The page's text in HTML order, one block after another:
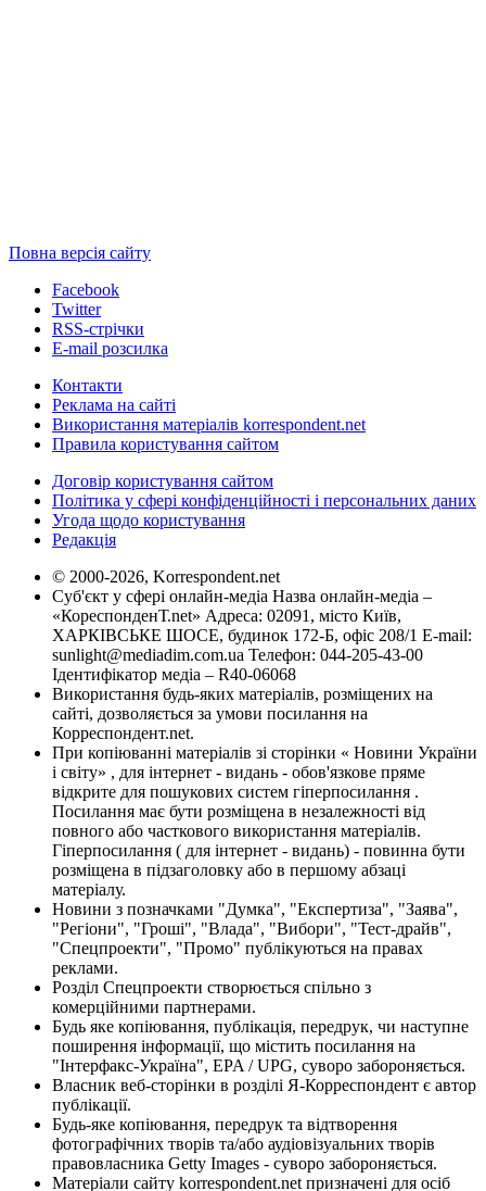
Повна версія сайту
Facebook
Twitter
RSS-стрічки
E-mail розсилка
Контакти
Реклама на сайті
Використання матеріалів korrespondent.net
Правила користування сайтом
Договір користування сайтом
Політика у сфері конфіденційності і персональних даних
Угода щодо користування
Редакція
© 2000-2026, Korrespondent.net
Суб'єкт у сфері онлайн-медіа Назва онлайн-медіа –
«КореспонденТ.net» Адреса: 02091, місто Київ,
ХАРКІВСЬКЕ ШОСЕ, будинок 172-Б, офіс 208/1 E-mail:
sunlight@mediadim.com.ua Телефон: 044-205-43-00
Ідентифікатор медіа – R40-06068
Використання будь-яких матеріалів, розміщених на
сайті, дозволяється за умови посилання на
Корреспондент.net.
При копіюванні матеріалів зі сторінки « Новини України
і світу» , для інтернет - видань - обов'язкове пряме
відкрите для пошукових систем гіперпосилання .
Посилання має бути розміщена в незалежності від
повного або часткового використання матеріалів.
Гіперпосилання ( для інтернет - видань) - повинна бути
розміщена в підзаголовку або в першому абзаці
матеріалу.
Новини з позначками "Думка", "Експертиза", "Заява",
"Регіони", "Гроші", "Влада", "Вибори", "Тест-драйв",
"Спецпроекти", "Промо" публікуються на правах
реклами.
Розділ Спецпроекти створюється спільно з
комерційними партнерами.
Будь яке копіювання, публікація, передрук, чи наступне
поширення інформації, що містить посилання на
"Інтерфакс-Україна", EPA / UPG, суворо забороняється.
Власник веб-сторінки в розділі Я-Корреспондент є автор
публікації.
Будь-яке копіювання, передрук та відтворення
фотографічних творів та/або аудіовізуальних творів
правовласника Getty Images - суворо забороняється.
Матеріали сайту korrespondent.net призначені для осіб